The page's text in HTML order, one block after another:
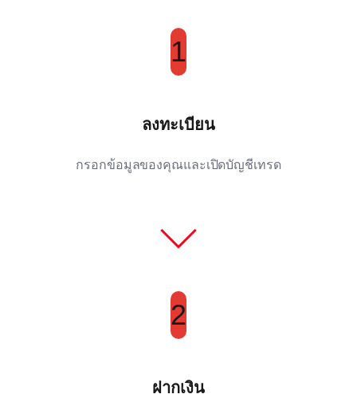
1
ลงทะเบียน
กรอกข้อมูลของคุณและเปิดบัญชีเทรด
2
ฝากเงิน